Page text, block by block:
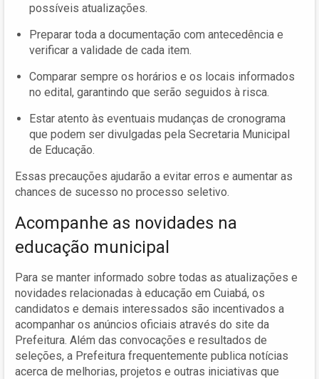
possíveis atualizações.
Preparar toda a documentação com antecedência e
verificar a validade de cada item.
Comparar sempre os horários e os locais informados
no edital, garantindo que serão seguidos à risca.
Estar atento às eventuais mudanças de cronograma
que podem ser divulgadas pela Secretaria Municipal
de Educação.
Essas precauções ajudarão a evitar erros e aumentar as
chances de sucesso no processo seletivo.
Acompanhe as novidades na
educação municipal
Para se manter informado sobre todas as atualizações e
novidades relacionadas à educação em Cuiabá, os
candidatos e demais interessados são incentivados a
acompanhar os anúncios oficiais através do site da
Prefeitura. Além das convocações e resultados de
seleções, a Prefeitura frequentemente publica notícias
acerca de melhorias, projetos e outras iniciativas que